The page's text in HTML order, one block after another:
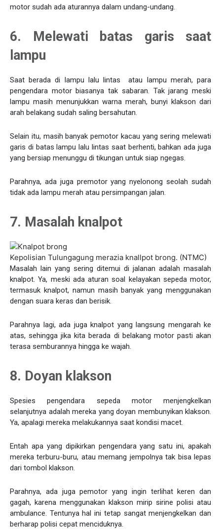
motor sudah ada aturannya dalam undang-undang.
6. Melewati batas garis saat
lampu
Saat berada di lampu lalu lintas atau lampu merah, para
pengendara motor biasanya tak sabaran. Tak jarang meski
lampu masih menunjukkan warna merah, bunyi klakson dari
arah belakang sudah saling bersahutan.
Selain itu, masih banyak pemotor kacau yang sering melewati
garis di batas lampu lalu lintas saat berhenti, bahkan ada juga
yang bersiap menunggu di tikungan untuk siap ngegas.
Parahnya, ada juga premotor yang nyelonong seolah sudah
tidak ada lampu merah atau persimpangan jalan.
7. Masalah knalpot
Kepolisian Tulungagung merazia knallpot brong. (NTMC)
Masalah lain yang sering ditemui di jalanan adalah masalah
knalpot. Ya, meski ada aturan soal kelayakan sepeda motor,
termasuk knalpot, namun masih banyak yang menggunakan
dengan suara keras dan berisik.
Parahnya lagi, ada juga knalpot yang langsung mengarah ke
atas, sehingga jika kita berada di belakang motor pasti akan
terasa semburannya hingga ke wajah.
8. Doyan klakson
Spesies pengendara sepeda motor menjengkelkan
selanjutnya adalah mereka yang doyan membunyikan klakson.
Ya, apalagi mereka melakukannya saat kondisi macet.
Entah apa yang dipikirkan pengendara yang satu ini, apakah
mereka terburu-buru, atau memang jempolnya tak bisa lepas
dari tombol klakson.
Parahnya, ada juga pemotor yang ingin terlihat keren dan
gagah, karena menggunakan klakson mirip sirine polisi atau
ambulance. Tentunya hal ini tetap sangat menjengkelkan dan
berharap polisi cepat menciduknya.